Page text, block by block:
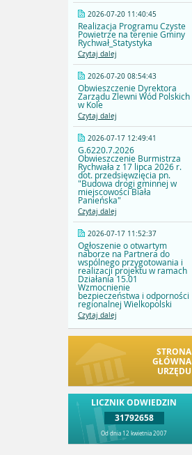
2026-07-20 11:40:45
Realizacja Programu Czyste
Powietrze na terenie Gminy
Rychwał_Statystyka
Czytaj dalej
2026-07-20 08:54:43
Obwieszczenie Dyrektora
Zarządu Zlewni Wód Polskich
w Kole
Czytaj dalej
2026-07-17 12:49:41
G.6220.7.2026
Obwieszczenie Burmistrza
Rychwała z 17 lipca 2026 r.
dot. przedsięwzięcia pn.
"Budowa drogi gminnej w
miejscowości Biała
Panieńska"
Czytaj dalej
2026-07-17 11:52:37
Ogłoszenie o otwartym
naborze na Partnera do
wspólnego przygotowania i
realizacji projektu w ramach
Działania 15.01
Wzmocnienie
bezpieczeństwa i odporności
regionalnej Wielkopolski
Czytaj dalej
STRONA
GŁÓWNA
URZĘDU
LICZNIK ODWIEDZIN
31792658
Od dnia 12 kwietnia 2007